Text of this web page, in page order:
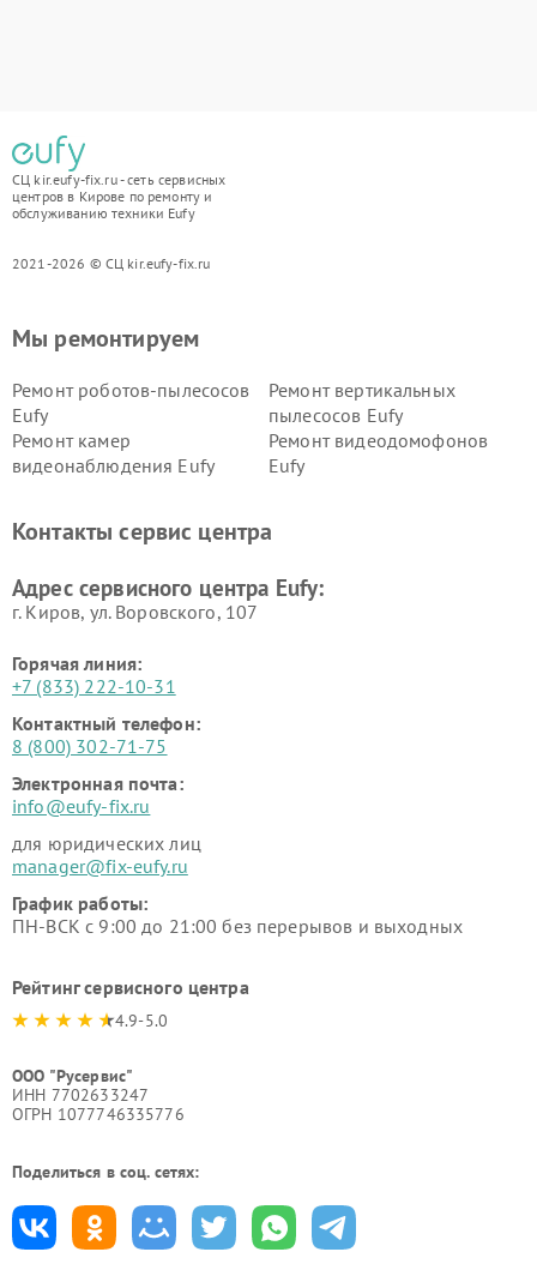
СЦ kir.eufy-fix.ru - сеть сервисных
центров в Кирове по ремонту и
обслуживанию техники Eufy
2021-2026 © СЦ kir.eufy-fix.ru
Мы ремонтируем
Ремонт роботов-пылесосов
Eufy
Ремонт вертикальных
пылесосов Eufy
Ремонт камер
видеонаблюдения Eufy
Ремонт видеодомофонов
Eufy
Контакты сервис центра
Адрес сервисного центра Eufy:
г. Киров, ул. Воровского, 107
Горячая линия:
+7 (833) 222-10-31
Контактный телефон:
8 (800) 302-71-75
Электронная почта:
info@eufy-fix.ru
для юридических лиц
manager@fix-eufy.ru
График работы:
ПН-ВСК с 9:00 до 21:00 без перерывов и выходных
Рейтинг сервисного центра
4.9-5.0
ООО "Русервис"
ИНН 7702633247
ОГРН 1077746335776
Поделиться в соц. сетях: